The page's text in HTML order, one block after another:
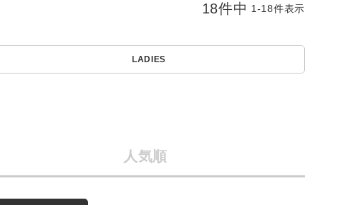
会社概要
LADIES
人気順
18件中 1-18件表示